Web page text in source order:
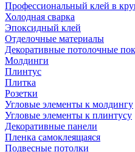
Профессиональный клей в
Холодная сварка
Эпоксидный клей
Отделочные материалы
Декоративные потолочные
Молдинги
Плинтус
Плитка
Розетки
Угловые элементы к молдингу
Угловые элементы к плинтусу
Декоративные панели
Пленка самоклеящаяся
Подвесные потолки